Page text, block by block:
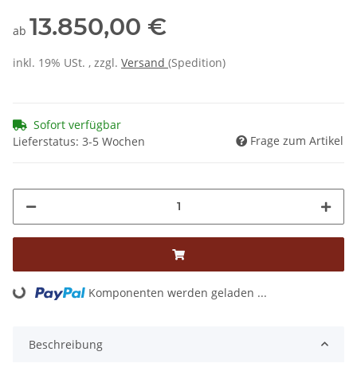
ab 13.850,00 €
inkl. 19% USt. , zzgl. Versand (Spedition)
Sofort verfügbar
Lieferstatus: 3-5 Wochen
Frage zum Artikel
Loading... Komponenten werden geladen ...
Beschreibung